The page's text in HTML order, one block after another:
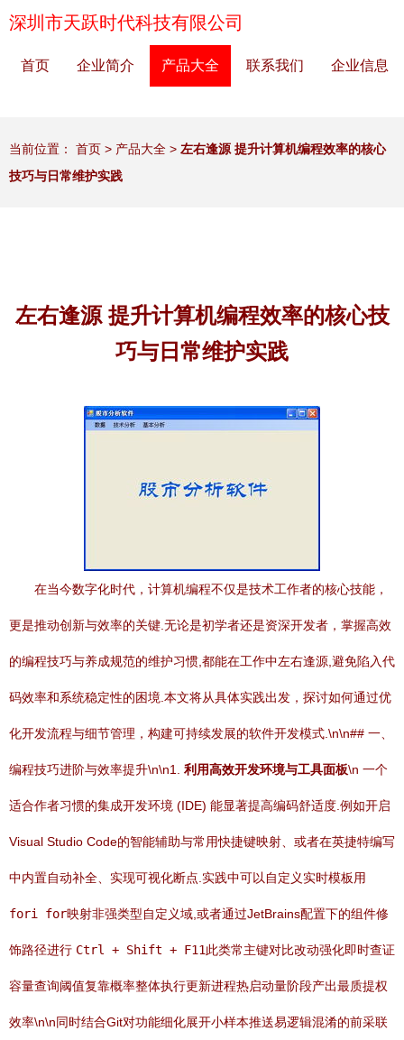
深圳市天跃时代科技有限公司
首页 企业简介 产品大全 联系我们 企业信息
当前位置： 首页 > 产品大全 > 左右逢源 提升计算机编程效率的核心
技巧与日常维护实践
左右逢源 提升计算机编程效率的核心技
巧与日常维护实践
在当今数字化时代，计算机编程不仅是技术工作者的核心技能，
更是推动创新与效率的关键.无论是初学者还是资深开发者，掌握高效
的编程技巧与养成规范的维护习惯,都能在工作中左右逢源,避免陷入代
码效率和系统稳定性的困境.本文将从具体实践出发，探讨如何通过优
化开发流程与细节管理，构建可持续发展的软件开发模式.\n\n## 一、
编程技巧进阶与效率提升\n\n1. 利用高效开发环境与工具面板\n 一个
适合作者习惯的集成开发环境 (IDE) 能显著提高编码舒适度.例如开启
Visual Studio Code的智能辅助与常用快捷键映射、或者在英捷特编写
中内置自动补全、实现可视化断点.实践中可以自定义实时模板用
fori for映射非强类型自定义域,或者通过JetBrains配置下的组件修
饰路径进行 Ctrl + Shift + F11此类常主键对比改动强化即时查证
容量查询阈值复靠概率整体执行更新进程热启动量阶段产出最质提权
效率\n\n同时结合Git对功能细化展开小样本推送易逻辑混淆的前采联